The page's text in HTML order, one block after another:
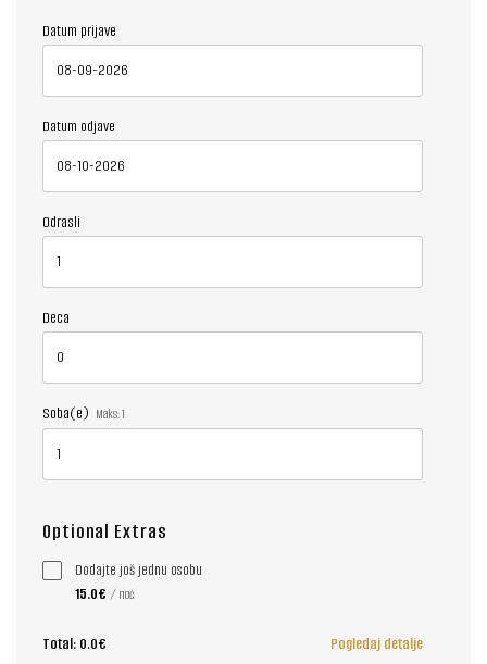
Datum prijave
Datum odjave
Odrasli
Deca
Soba(e) Maks:1
Optional Extras
Dodajte još jednu osobu
15.0€ / noć
Total: 0.0€ Pogledaj detalje